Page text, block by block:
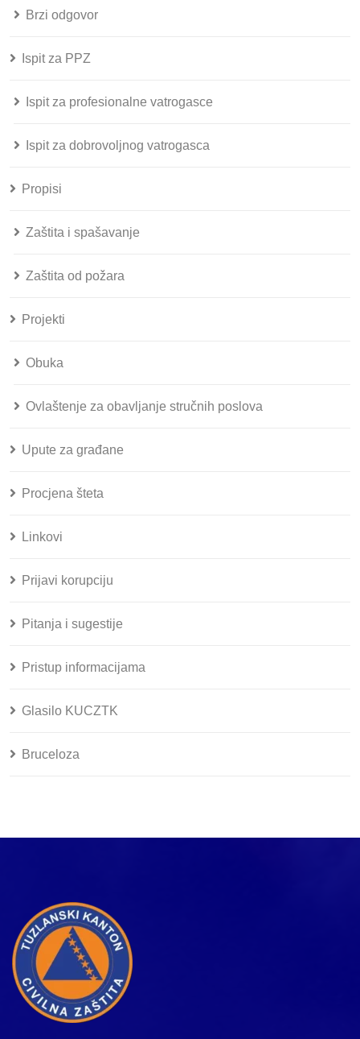
Brzi odgovor
Ispit za PPZ
Ispit za profesionalne vatrogasce
Ispit za dobrovoljnog vatrogasca
Propisi
Zaštita i spašavanje
Zaštita od požara
Projekti
Obuka
Ovlaštenje za obavljanje stručnih poslova
Upute za građane
Procjena šteta
Linkovi
Prijavi korupciju
Pitanja i sugestije
Pristup informacijama
Glasilo KUCZTK
Bruceloza